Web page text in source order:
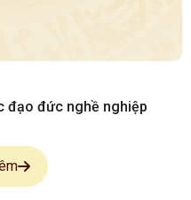
đạo đức nghề nghiệp